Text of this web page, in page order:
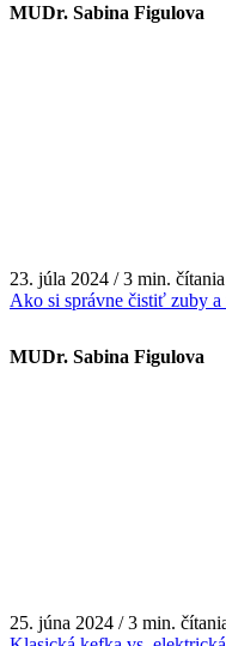
MUDr. Sabina Figulova
23. júla 2024 / 3 min. čítania
Ako si správne čistiť zuby a
MUDr. Sabina Figulova
25. júna 2024 / 3 min.